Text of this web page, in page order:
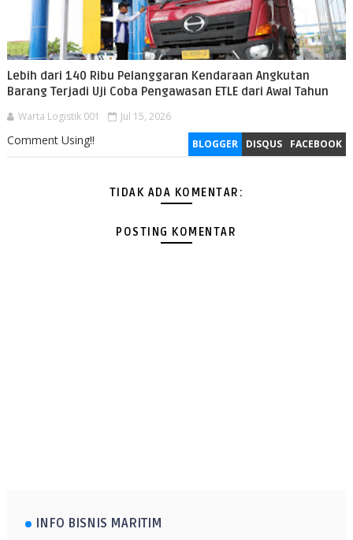
Lebih dari 140 Ribu Pelanggaran Kendaraan Angkutan
Barang Terjadi Uji Coba Pengawasan ETLE dari Awal Tahun
Warta Logistik 001 Jul 15, 2026
BLOGGER DISQUS FACEBOOK
Comment Using!!
TIDAK ADA KOMENTAR:
POSTING KOMENTAR
INFO BISNIS MARITIM